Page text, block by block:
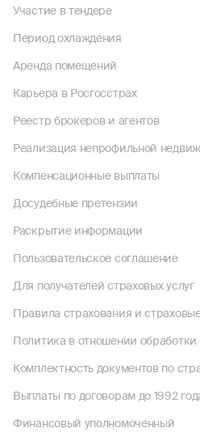
Участие в тендере
Период охлаждения
Аренда помещений
Карьера в Росгосстрах
Реестр брокеров и агентов
Реализация непрофильной
Компенсационные выплаты
Досудебные претензии
Раскрытие информации
Пользовательское соглашение
Для получателей страховых услуг
Правила страхования и
Политика в отношении
Комплектность документов по
Выплаты по договорам до 1992
Финансовый уполномоченный